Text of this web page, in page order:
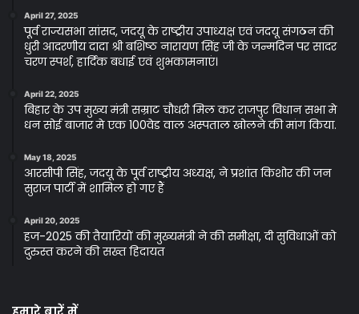
April 27, 2025
पूर्व राज्यसभा सांसद, जदयू के राष्ट्रीय उपाध्यक्ष एवं जदयू संगठन की
धुरी आदरणीय दादा श्री बशिष्ठ नारायण सिंह जी के जन्मदिन पर सादर
चरण स्पर्श, हार्दिक बधाई एवं शुभकामनाएं।
April 22, 2025
बिहार के उप मुख्य मंत्री सम्राट चौधरी मिल कर राजपुर विधान सभा मे
धन सोई बाजार मे एक 100वेड वाल अस्पताल खोलने की मांग किया.
May 18, 2025
आरसीपी सिंह, जदयू के पूर्व राष्ट्रीय अध्यक्ष, ने प्रशांत किशोर की जन
सुराज पार्टी में शामिल हो गए हैं
April 20, 2025
हज-2025 की तैयारियों की मुख्यमंत्री ने की समीक्षा, दी सुविधाओं को
दुरुस्त करने की सख्त हिदायत